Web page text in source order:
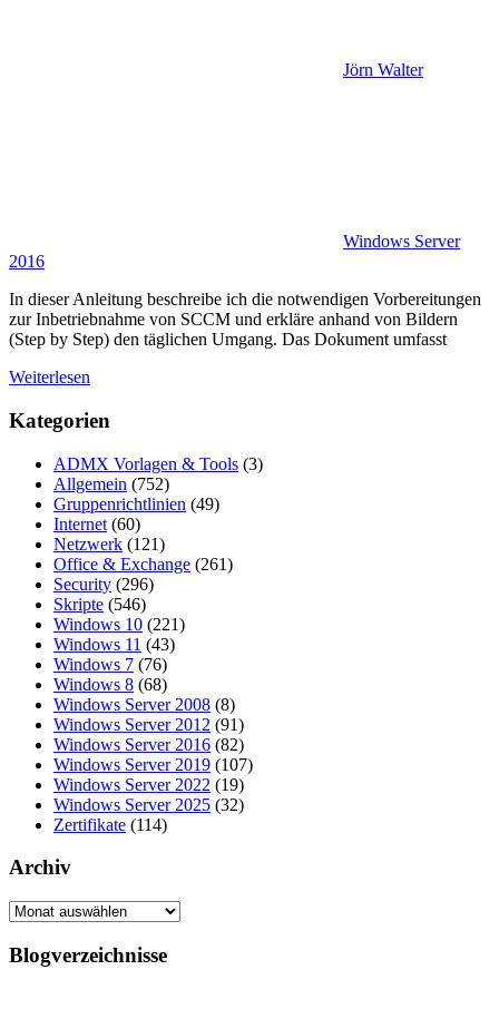
Jörn Walter
Windows Server
2016
In dieser Anleitung beschreibe ich die notwendigen Vorbereitungen
zur Inbetriebnahme von SCCM und erkläre anhand von Bildern
(Step by Step) den täglichen Umgang. Das Dokument umfasst
Weiterlesen
Kategorien
ADMX Vorlagen & Tools (3)
Allgemein (752)
Gruppenrichtlinien (49)
Internet (60)
Netzwerk (121)
Office & Exchange (261)
Security (296)
Skripte (546)
Windows 10 (221)
Windows 11 (43)
Windows 7 (76)
Windows 8 (68)
Windows Server 2008 (8)
Windows Server 2012 (91)
Windows Server 2016 (82)
Windows Server 2019 (107)
Windows Server 2022 (19)
Windows Server 2025 (32)
Zertifikate (114)
Archiv
Archiv
Blogverzeichnisse